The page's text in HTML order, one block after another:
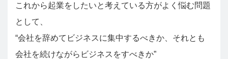
これから起業をしたいと考えている方がよく悩む問題
として、
“会社を辞めてビジネスに集中するべきか、それとも
会社を続けながらビジネスをすべきか”